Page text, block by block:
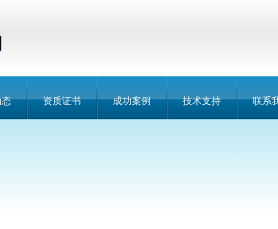
资质证书 成功案例 技术支持 联系